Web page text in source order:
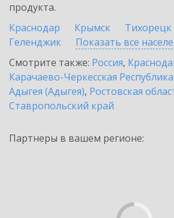
продукта.
Краснодар
Крымск Тихорецк
Геленджик
Показать все
Смотрите также: Россия,
Карачаево-Черкесская Республика
Адыгея (Адыгея), Ростовская
Ставропольский край
Партнеры в вашем регионе: